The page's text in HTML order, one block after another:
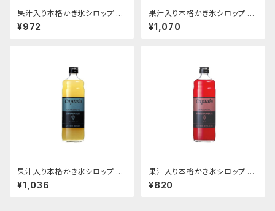
果汁入り本格かき氷シロップ ゆ
ず柚子 600ｍｌビン
¥972
果汁入り本格かき氷シロップ カ
シス 600ｍｌビン
¥1,070
果汁入り本格かき氷シロップ グ
レープフルーツ 600ｍｌビン
¥1,036
果汁入り本格かき氷シロップ ザ
クロ 600ｍｌビン
¥820